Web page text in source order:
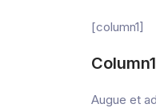
[column1]
Column1
Augue et